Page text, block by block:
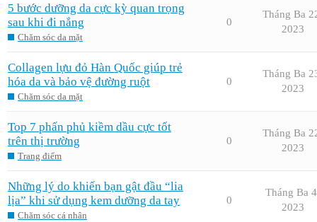
5 bước dưỡng da cực kỳ quan trọng
sau khi đi nắng
Chăm sóc da mặt
0
Tháng Ba
2023
Collagen lựu đỏ Hàn Quốc giúp trẻ
hóa da và bảo vệ đường ruột
Chăm sóc da mặt
0
Tháng Ba
2023
Top 7 phấn phủ kiềm dầu cực tốt
trên thị trường
Trang điểm
0
Tháng Ba
2023
Những lý do khiến bạn gật đầu “lia
lịa” khi sử dụng kem dưỡng da tay
Chăm sóc cá nhân
0
Tháng Ba
2023